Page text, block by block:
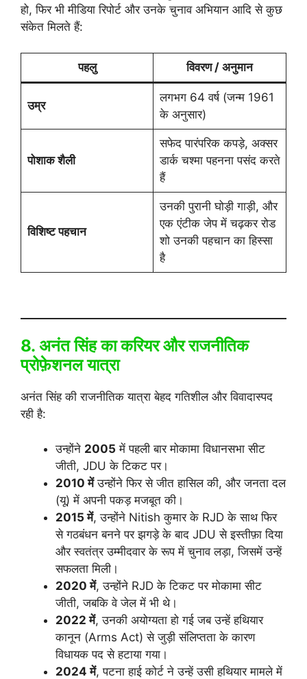
हो, फिर भी मीडिया रिपोर्ट और उनके चुनाव अभियान आदि से कुछ
संकेत मिलते हैं:
पहलु विवरण / अनुमान
उम्र
लगभग 64 वर्ष (जन्म 1961
के अनुसार)
पोशाक शैली
सफेद पारंपरिक कपड़े, अक्सर
डार्क चश्मा पहनना पसंद करते
हैं
विशिष्ट पहचान
उनकी पुरानी घोड़ी गाड़ी, और
एक एंटीक जेप में चढ़कर रोड
शो उनकी पहचान का हिस्सा
है
8. अनंत सिंह का करियर और राजनीतिक
प्रोफ़ेशनल यात्रा
अनंत सिंह की राजनीतिक यात्रा बेहद गतिशील और विवादास्पद
रही है:
उन्होंने 2005 में पहली बार मोकामा विधानसभा सीट
जीती, JDU के टिकट पर।
2010 मेंउन्होंने फिर से जीत हासिल की, और जनता दल
(यू) में अपनी पकड़ मजबूत की।
2015 में, उन्होंने Nitish कुमार के RJD के साथ फिर
से गठबंधन बनने पर झगड़े के बाद JDU से इस्तीफ़ा दिया
और स्वतंत्र उम्मीदवार के रूप में चुनाव लड़ा, जिसमें उन्हें
सफलता मिली।
2020 में, उन्होंने RJD के टिकट पर मोकामा सीट
जीती, जबकि वे जेल में भी थे।
2022 में, उनकी अयोग्यता हो गई जब उन्हें हथियार
कानून (Arms Act) से जुड़ी संलिप्तता के कारण
विधायक पद से हटाया गया।
2024 में, पटना हाई कोर्ट ने उन्हें उसी हथियार मामले में